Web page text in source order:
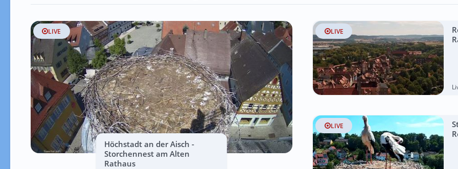
LIVE
Höchstadt an der Aisch -
Storchennest am Alten
Rathaus
LIVE
LIVE